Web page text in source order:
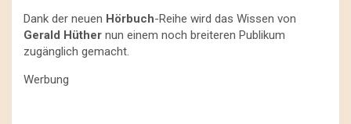
Dank der neuen Hörbuch-Reihe wird das Wissen von
Gerald Hüther nun einem noch breiteren Publikum
zugänglich gemacht.
Werbung